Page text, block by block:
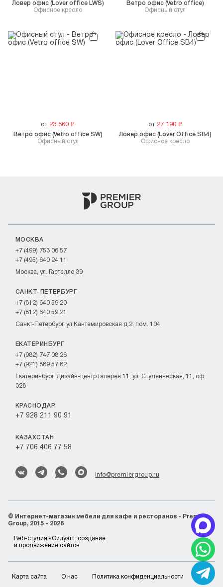
Офисное кресло
Ловер офис (Lover office LWS)
Офисный стул
Ветро офис (Vetro office)
от 23 560 ₽
Офисный стул
Ветро офис (Vetro office SW)
от 27 190₽
Офисное кресло
Ловер офис (Lover Office SB4)
info@premiergroup.ru
МОСКВА
+7 (499) 753 06 57
+7 (495) 640 24 11
Москва, ул. Гастелло 39
САНКТ-ПЕТЕРБУРГ
+7 (812) 640 59 20
+7 (812) 640 59 21
Санкт-Петербург, ул Кантемировская д.2, пом. 104
ЕКАТЕРИНБУРГ
+7 (982) 747 08 26
+7 (921) 889 57 82
Екатеринбург, Дизайн-центр Галерея 11, ул. Студенческая, 11, оф.
328
КРАСНОДАР
+7 928 211 90 91
КАЗАХСТАН
+7 706 406 77 58
© Интернет-магазин мебели для кафе и ресторанов - Premier
Group, 2015 - 2026
Веб-студия «Силуэт»: создание
и продвижение сайтов
Карта сайта О нас Политика конфиденциальности